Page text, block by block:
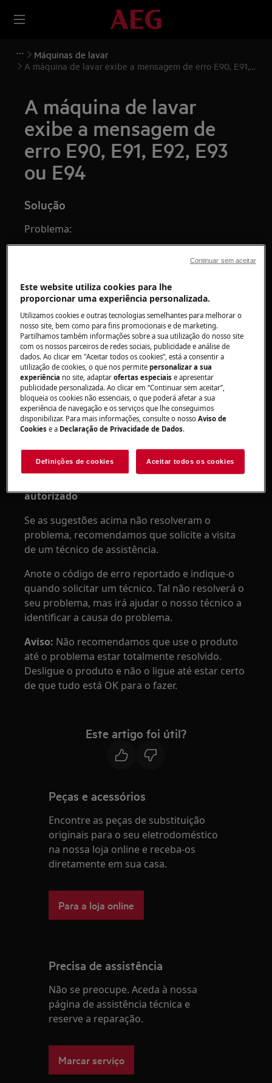
Máquinas de lavar
A máquina de lavar exibe a mensagem de erro E90, E91,
A máquina de lavar
exibe a mensagem de
erro E90, E91, E92, E93
ou E94
Solução
Problema:
erro E90, E91, E92, E93 ou E94. Indica
problemas de configuração/comunicação
com as peças eletrónicas.
Aplica-se a:
Máquina de lavar com carregamento
frontal (encastrável e de instalação livre)
Máquina de lavar de carregar pelo topo
Resolução:
1. Reconfigure o aparelho
e volte a ligar.
autorizado
Se as sugestões acima não resolveram o
problema, recomendamos que solicite a visita
de um técnico de assistência.
Anote o código de erro reportado e indique-o
quando solicitar um técnico. Tal não resolverá o
seu problema, mas irá ajudar o nosso técnico a
identificar a causa do problema.
Aviso: Não recomendamos que use o produto
até o problema estar totalmente resolvido.
Desligue o produto e não o ligue até estar certo
de que tudo está OK para o fazer.
Este artigo foi útil?
Peças e acessórios
Encontre as peças de substituição
originais para o seu eletrodoméstico
na nossa loja online e receba-os
diretamente em sua casa.
Para a loja online
Precisa de assistência
Não se preocupe. Aceda à nossa
página de assistência técnica e
reserve a reparação.
Marcar serviço
Este website utiliza cookies para lhe
proporcionar uma experiência personalizada.
Utilizamos cookies e outras tecnologias semelhantes para melhorar o
nosso site, bem como para fins promocionais e de marketing.
Partilhamos também informações sobre a sua utilização do nosso site
com os nossos parceiros de redes sociais, publicidade e análise de
dados. Ao clicar em "Aceitar todos os cookies”, está a consentir a
utilização de cookies, o que nos permitepersonalizar a sua
experiência no site, adaptarofertas especiaise apresentar
publicidade personalizada. Ao clicar em “Continuar sem aceitar”,
bloqueia os cookies não essenciais, o que poderá afetar a sua
experiência de navegação e os serviços que lhe conseguimos
disponibilizar. Para mais informações, consulte o nossoAviso de
Cookies e a Declaração de Privacidade de Dados.
Definições de cookies Aceitar todos os cookies
Continuar sem aceitar